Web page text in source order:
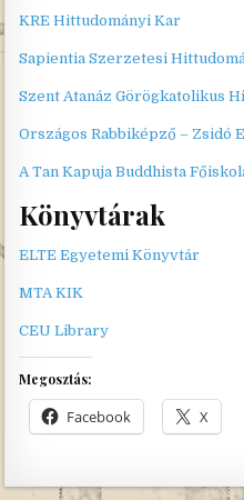
KRE Hittudományi Kar
Sapientia Szerzetesi
Szent Atanáz Görögkatolikus
Országos Rabbiképző – Zsidó
A Tan Kapuja Buddhista
Könyvtárak
ELTE Egyetemi Könyvtár
MTA KIK
CEU Library
Megosztás:
Facebook X